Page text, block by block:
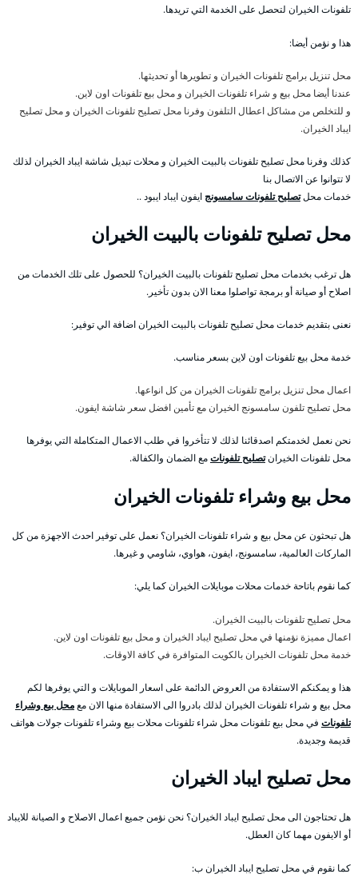
تلفونات الخيران لتحصل على الخدمة التي تريدها.
هذا و نؤمن أيضا:
محل تنزيل برامج تلفونات الخيران و تطويرها أو تحديثها.
عندنا أيضا محل بيع و شراء تلفونات الخيران و محل بيع تلفونات اون لاين.
و للتخلص من مشاكل اعطال التلفون وفرنا محل تصليح تلفونات الخيران و محل تصليح
ايباد الخيران.
كذلك وفرنا محل تصليح تلفونات بالبيت الخيران و محلات تبديل شاشة ايباد الخيران لذلك
لا تتوانوا عن الاتصال بنا
خدمات محلتصليح تلفونات سامسونج ايفون ايباد ايبود ..
محل تصليح تلفونات بالبيت الخيران
هل ترغب بخدمات محل تصليح تلفونات بالبيت الخيران؟ للحصول على تلك الخدمات من
اصلاح أو صيانة أو برمجة تواصلوا معنا الان بدون تأخير.
نعنى بتقديم خدمات محل تصليح تلفونات بالبيت الخيران اضافة الي توفير:
خدمة محل بيع تلفونات اون لاين بسعر مناسب.
اعمال محل تنزيل برامج تلفونات الخيران من كل انواعها.
محل تصليح تلفون سامسونج الخيران مع تأمين افضل سعر شاشة ايفون.
نحن نعمل لخدمتكم اصدقائنا لذلك لا تتأخروا في طلب الاعمال المتكاملة التي يوفرها
محل تلفونات الخيرانتصليح تلفوناتمع الضمان والكفالة.
محل بيع وشراء تلفونات الخيران
هل تبحثون عن محل بيع و شراء تلفونات الخيران؟ نعمل على توفير احدث الاجهزة من كل
الماركات العالمية، سامسونج، ايفون، هواوي، شاومي و غيرها.
كما نقوم باتاحة خدمات محلات موبايلات الخيران كما يلي:
محل تصليح تلفونات بالبيت الخيران.
اعمال مميزة نؤمنها في محل تصليح ايباد الخيران و محل بيع تلفونات اون لاين.
خدمة محل تلفونات الخيران بالكويت المتوافرة في كافة الاوقات.
هذا و يمكنكم الاستفادة من العروض الدائمة على اسعار الموبايلات و التي يوفرها لكم
محل بيع و شراء تلفونات الخيران لذلك بادروا الى الاستفادة منها الان معمحل بيع وشراء
تلفونات في محل بيع تلفونات محل شراء تلفونات محلات بيع وشراء تلفونات جولات هواتف
قديمة وجديدة.
محل تصليح ايباد الخيران
هل تحتاجون الى محل تصليح ايباد الخيران؟ نحن نؤمن جميع اعمال الاصلاح و الصيانة للايباد
أو الايفون مهما كان العطل.
كما نقوم في محل تصليح ايباد الخيران ب: